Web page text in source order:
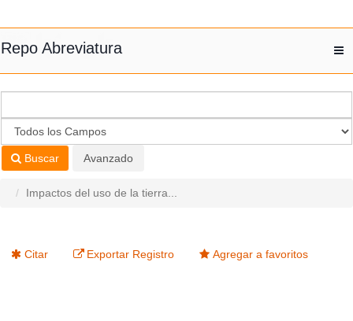
Repo Abreviatura
Buscar Avanzado
Impactos del uso de la tierra...
Citar Exportar Registro Agregar a favoritos